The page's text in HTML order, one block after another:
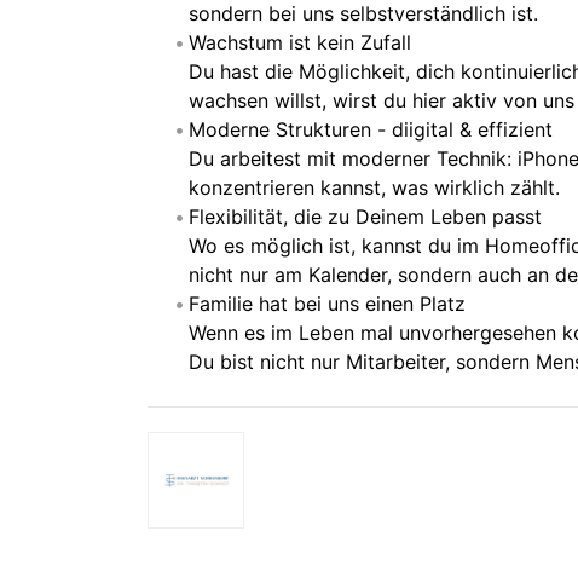
sondern bei uns selbstverständlich ist.
Wachstum ist kein Zufall
Du hast die Möglichkeit, dich
wachsen willst, wirst du hier aktiv von
Moderne Strukturen - diigital & effizient
Du arbeitest mit moderner Technik:
konzentrieren kannst, was wirklich zählt.
Flexibilität, die zu Deinem Leben passt
Wo es möglich ist, kannst du im
nicht nur am Kalender, sondern auch an
Familie hat bei uns einen Platz
Wenn es im Leben mal unvorhergesehen
Du bist nicht nur Mitarbeiter, sondern